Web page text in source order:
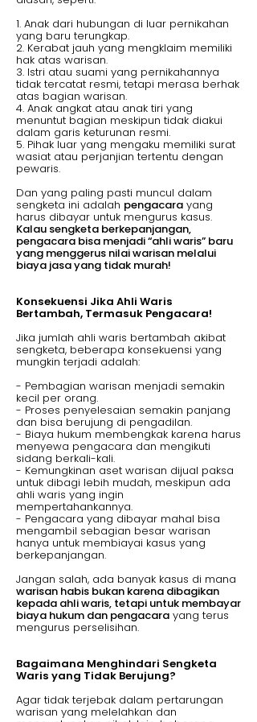
1. Anak dari hubungan di luar pernikahan
yang baru terungkap.
2. Kerabat jauh yang mengklaim memiliki
hak atas warisan.
3. Istri atau suami yang pernikahannya
tidak tercatat resmi, tetapi merasa berhak
atas bagian warisan.
4. Anak angkat atau anak tiri yang
menuntut bagian meskipun tidak diakui
dalam garis keturunan resmi.
5. Pihak luar yang mengaku memiliki surat
wasiat atau perjanjian tertentu dengan
pewaris.
Dan yang paling pasti muncul dalam
sengketa ini adalah pengacara yang
harus dibayar untuk mengurus kasus.
Kalau sengketa berkepanjangan,
pengacara bisa menjadi “ahli waris” baru
yang menggerus nilai warisan melalui
biaya jasa yang tidak murah!
Konsekuensi Jika Ahli Waris
Bertambah, Termasuk Pengacara!
Jika jumlah ahli waris bertambah akibat
sengketa, beberapa konsekuensi yang
mungkin terjadi adalah:
- Pembagian warisan menjadi semakin
kecil per orang.
- Proses penyelesaian semakin panjang
dan bisa berujung di pengadilan.
- Biaya hukum membengkak karena harus
menyewa pengacara dan mengikuti
sidang berkali-kali.
- Kemungkinan aset warisan dijual paksa
untuk dibagi lebih mudah, meskipun ada
ahli waris yang ingin
mempertahankannya.
- Pengacara yang dibayar mahal bisa
mengambil sebagian besar warisan
hanya untuk membiayai kasus yang
berkepanjangan.
Jangan salah, ada banyak kasus di mana
warisan habis bukan karena dibagikan
kepada ahli waris, tetapi untuk membayar
biaya hukum dan pengacara yang terus
mengurus perselisihan.
Bagaimana Menghindari Sengketa
Waris yang Tidak Berujung?
Agar tidak terjebak dalam pertarungan
warisan yang melelahkan dan